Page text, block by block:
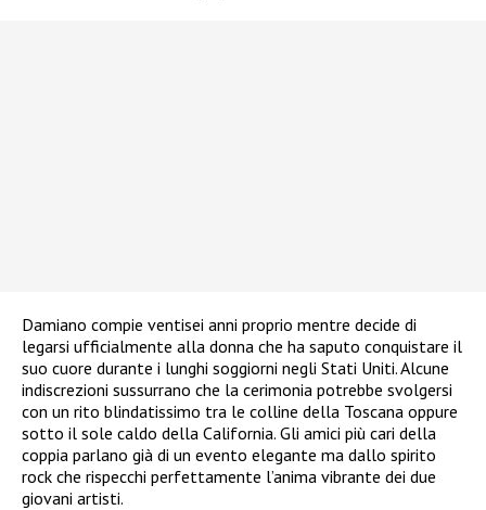
Damiano compie ventisei anni proprio mentre decide di
legarsi ufficialmente alla donna che ha saputo conquistare il
suo cuore durante i lunghi soggiorni negli Stati Uniti. Alcune
indiscrezioni sussurrano che la cerimonia potrebbe svolgersi
con un rito blindatissimo tra le colline della Toscana oppure
sotto il sole caldo della California. Gli amici più cari della
coppia parlano già di un evento elegante ma dallo spirito
rock che rispecchi perfettamente l’anima vibrante dei due
giovani artisti.